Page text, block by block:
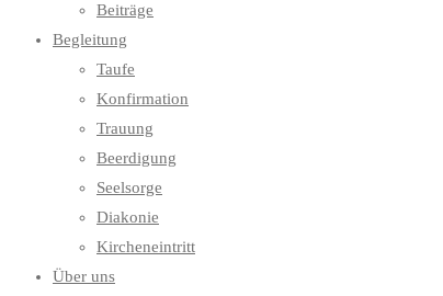
Beiträge
Begleitung
Taufe
Konfirmation
Trauung
Beerdigung
Seelsorge
Diakonie
Kircheneintritt
Über uns